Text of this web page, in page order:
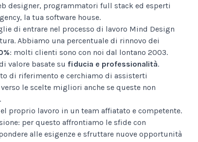
designer, programmatori full stack ed esperti
la tua software house.
di entrare nel processo di lavoro Mind Design
Abbiamo una percentuale di rinnovo dei
: molti clienti sono con noi dal lontano 2003.
valore basate su fiducia e professionalità.
di riferimento e cerchiamo di assisterti
le scelte migliori anche se queste non
proprio lavoro in un team affiatato e competente.
per questo affrontiamo le sfide con
alle esigenze e sfruttare nuove opportunità